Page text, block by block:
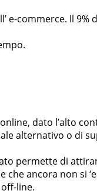
e-commerce. Il
dato l’alto
alternativo o di
permette di
ancora non si
line.